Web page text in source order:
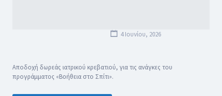
4 Ιουνίου, 2026
Αποδοχή δωρεάς ιατρικού κρεβατιού, για τις ανάγκες του
προγράμματος «Βοήθεια στο Σπίτι».